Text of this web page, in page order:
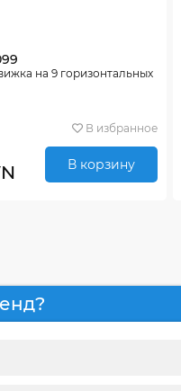
на 9 горизонтальных
В избранное
В корзину